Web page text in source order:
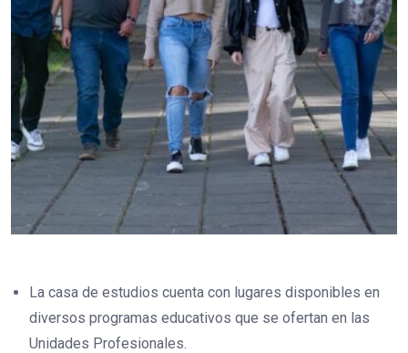
La casa de estudios cuenta con lugares disponibles en
diversos programas educativos que se ofertan en las
Unidades Profesionales.